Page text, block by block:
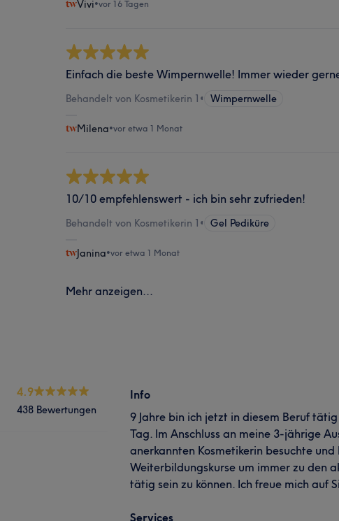
Vivi•vor 16 Tagen
Einfach die beste Wimpernwelle! Immer wieder
Behandelt von Kosmetikerin 1 • Wimpernwelle
Milena•vor etwa 1 Monat
10/10 empfehlenswert - ich bin sehr zufrieden!
Behandelt von Kosmetikerin 1 • Gel Pediküre
Janina•vor etwa 1 Monat
Mehr anzeigen...
4.9
438 Bewertungen
Info
9 Jahre bin ich jetzt in diesem Beruf
Tag. Im Anschluss an meine 3-jährige
anerkannten Kosmetikerin besuchte
Weiterbildungskurse um immer zu den
tätig sein zu können. Ich freue mich auf
Services